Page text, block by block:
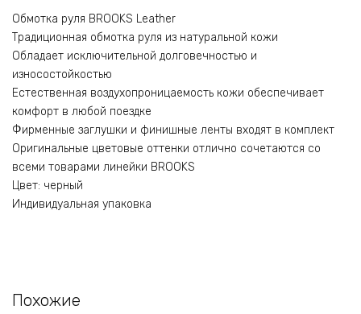
Обмотка руля BROOKS Leather
Традиционная обмотка руля из натуральной кожи
Обладает исключительной долговечностью и
износостойкостью
Естественная воздухопроницаемость кожи обеспечивает
комфорт в любой поездке
Фирменные заглушки и финишные ленты входят в комплект
Оригинальные цветовые оттенки отлично сочетаются со
всеми товарами линейки BROOKS
Цвет: черный
Индивидуальная упаковка
Похожие